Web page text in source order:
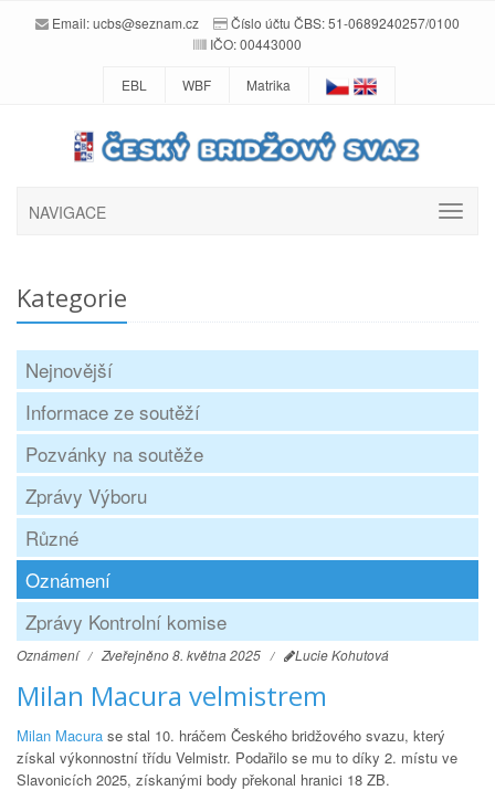
Email:ucbs@seznam.cz
Číslo účtu ČBS: 51-0689240257/0100
IČO: 00443000
EBL WBF Matrika
NAVIGACE
Kategorie
Nejnovější
Informace ze soutěží
Pozvánky na soutěže
Zprávy Výboru
Různé
Oznámení
Zprávy Kontrolní komise
Oznámení Zveřejněno 8. května 2025 Lucie Kohutová
Milan Macura velmistrem
Milan Macura se stal 10. hráčem Českého bridžového svazu, který
získal výkonnostní třídu Velmistr. Podařilo se mu to díky 2. místu ve
Slavonicích 2025, získanými body překonal hranici 18 ZB.